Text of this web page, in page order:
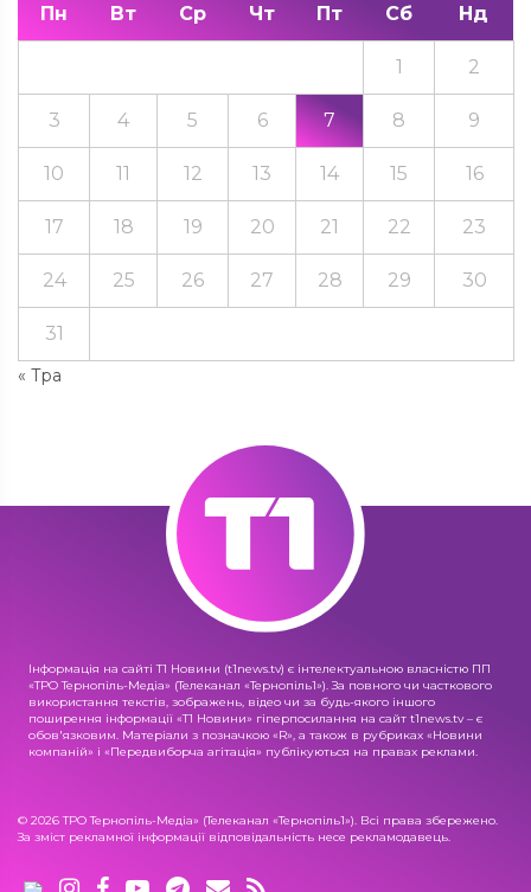
Пн Вт Ср Чт Пт Сб Нд
« Тра
1 2
3 4 5 6 7 8 9
10 11 12 13 14 15 16
17 18 19 20 21 22 23
24 25 26 27 28 29 30
31
Інформація на сайті Т1 Новини (t1news.tv) є інтелектуальною власністю ПП
«ТРО Тернопіль-Медіа» (Телеканал «Тернопіль1»). За повного чи часткового
використання текстів, зображень, відео чи за будь-якого іншого
поширення інформації «Т1 Новини» гіперпосилання на сайт t1news.tv – є
обов'язковим. Матеріали з позначкою «R», а також в рубриках «Новини
компаній» і «Передвиборча агітація» публікуються на правах реклами.
© 2026 ТРО Тернопіль-Медіа» (Телеканал «Тернопіль1»). Всі права збережено.
За зміст рекламної інформації відповідальність несе рекламодавець.